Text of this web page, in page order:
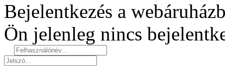
Bejelentkezés a
Ön jelenleg nincs